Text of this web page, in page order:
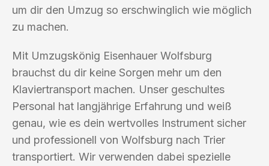
um dir den Umzug so erschwinglich wie möglich
zu machen.
Mit Umzugskönig Eisenhauer Wolfsburg
brauchst du dir keine Sorgen mehr um den
Klaviertransport machen. Unser geschultes
Personal hat langjährige Erfahrung und weiß
genau, wie es dein wertvolles Instrument sicher
und professionell von Wolfsburg nach Trier
transportiert. Wir verwenden dabei spezielle